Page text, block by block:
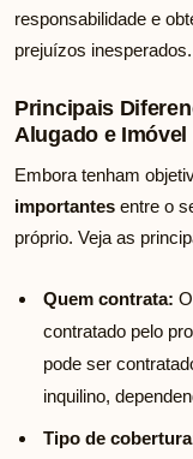
responsabilidade e
prejuízos inesperados.
Principais
Alugado e
Embora tenham
importantes entre o
próprio. Veja as
Quem contrata:
contratado pelo
pode ser
inquilino,
Tipo de